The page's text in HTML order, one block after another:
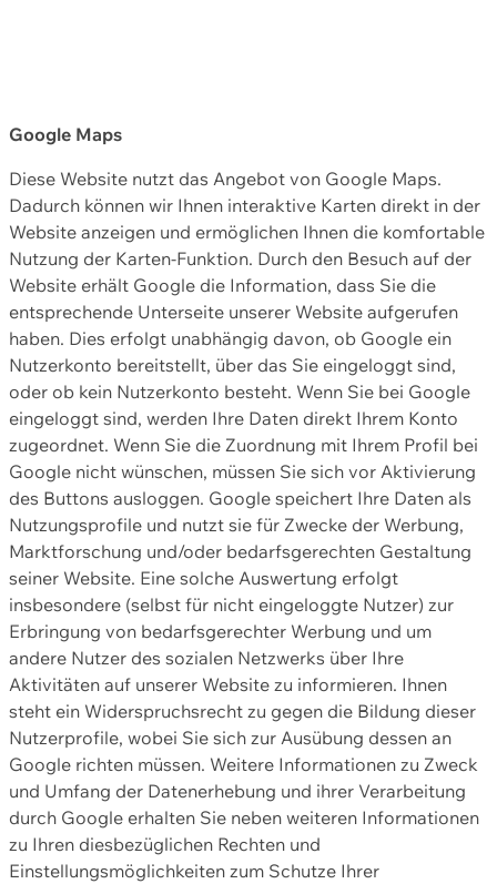
Google Maps
Diese Website nutzt das Angebot von Google Maps.
Dadurch können wir Ihnen interaktive Karten direkt in der
Website anzeigen und ermöglichen Ihnen die komfortable
Nutzung der Karten-Funktion. Durch den Besuch auf der
Website erhält Google die Information, dass Sie die
entsprechende Unterseite unserer Website aufgerufen
haben. Dies erfolgt unabhängig davon, ob Google ein
Nutzerkonto bereitstellt, über das Sie eingeloggt sind,
oder ob kein Nutzerkonto besteht. Wenn Sie bei Google
eingeloggt sind, werden Ihre Daten direkt Ihrem Konto
zugeordnet. Wenn Sie die Zuordnung mit Ihrem Profil bei
Google nicht wünschen, müssen Sie sich vor Aktivierung
des Buttons ausloggen. Google speichert Ihre Daten als
Nutzungsprofile und nutzt sie für Zwecke der Werbung,
Marktforschung und/oder bedarfsgerechten Gestaltung
seiner Website. Eine solche Auswertung erfolgt
insbesondere (selbst für nicht eingeloggte Nutzer) zur
Erbringung von bedarfsgerechter Werbung und um
andere Nutzer des sozialen Netzwerks über Ihre
Aktivitäten auf unserer Website zu informieren. Ihnen
steht ein Widerspruchsrecht zu gegen die Bildung dieser
Nutzerprofile, wobei Sie sich zur Ausübung dessen an
Google richten müssen. Weitere Informationen zu Zweck
und Umfang der Datenerhebung und ihrer Verarbeitung
durch Google erhalten Sie neben weiteren Informationen
zu Ihren diesbezüglichen Rechten und
Einstellungsmöglichkeiten zum Schutze Ihrer